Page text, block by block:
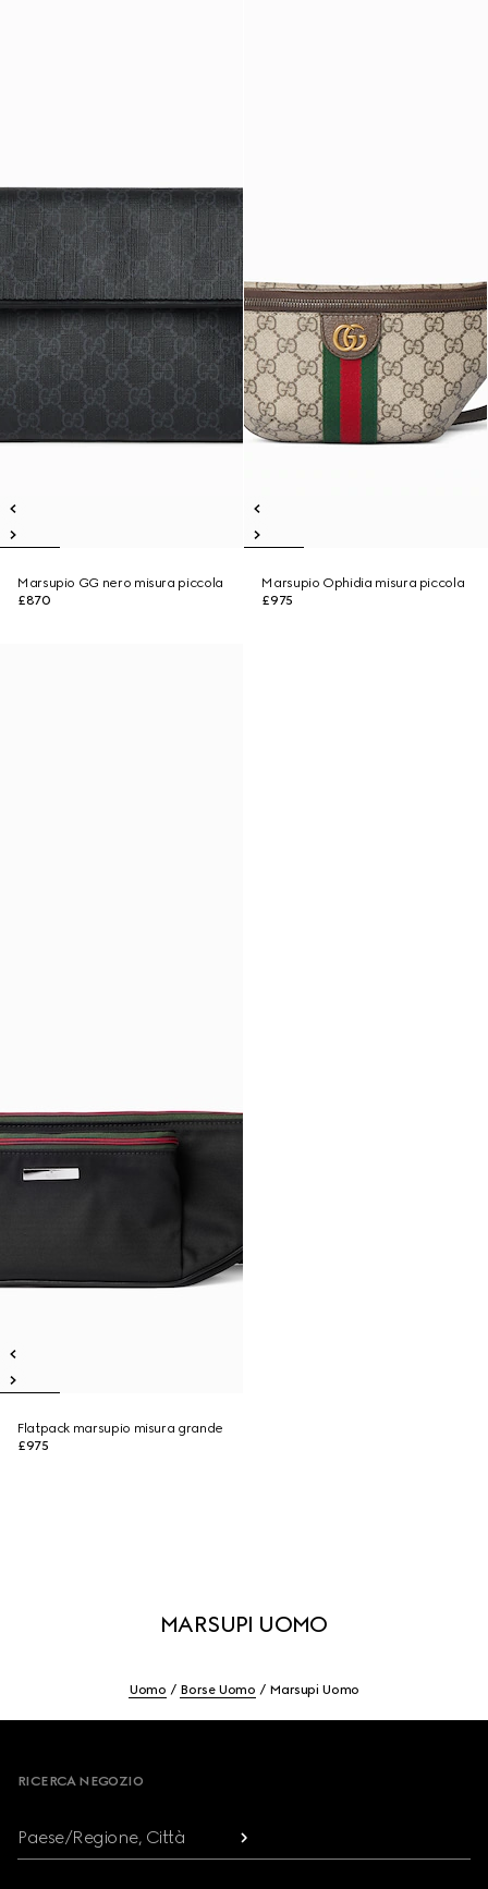
Marsupio GG nero misura piccola
£870
Marsupio Ophidia misura piccola
£975
Flatpack marsupio misura grande
£975
MARSUPI UOMO
Uomo Borse Uomo Marsupi Uomo
RICERCA NEGOZIO
Paese/Regione, Città